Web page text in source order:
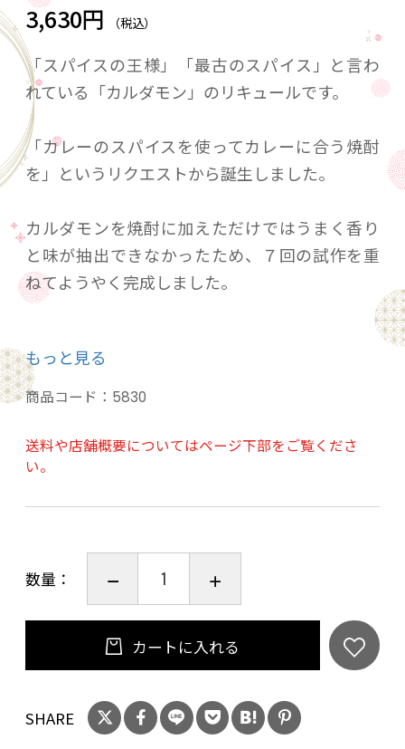
3,630円 （税込）
「スパイスの王様」「最古のスパイス」と言わ
れている「カルダモン」のリキュールです。
「カレーのスパイスを使ってカレーに合う焼酎
を」というリクエストから誕生しました。
カルダモンを焼酎に加えただけではうまく香り
と味が抽出できなかったため、７回の試作を重
ねてようやく完成しました。
ベースの米焼酎も特別に専用の焼酎を造りまし
た。
ことがこの名の由来です。
炭酸割りでお楽しみください。焼酎１：炭酸３
の割合がおすすめです。
カレーはもちろん、スパイスが効いたエスニッ
また七味や山椒の効いた焼き鳥などのお肉料理
もっと見る
商品コード： 5830
送料や店舗概要についてはページ下部をご覧くださ
い。
数量：
カートに入れる
SHARE